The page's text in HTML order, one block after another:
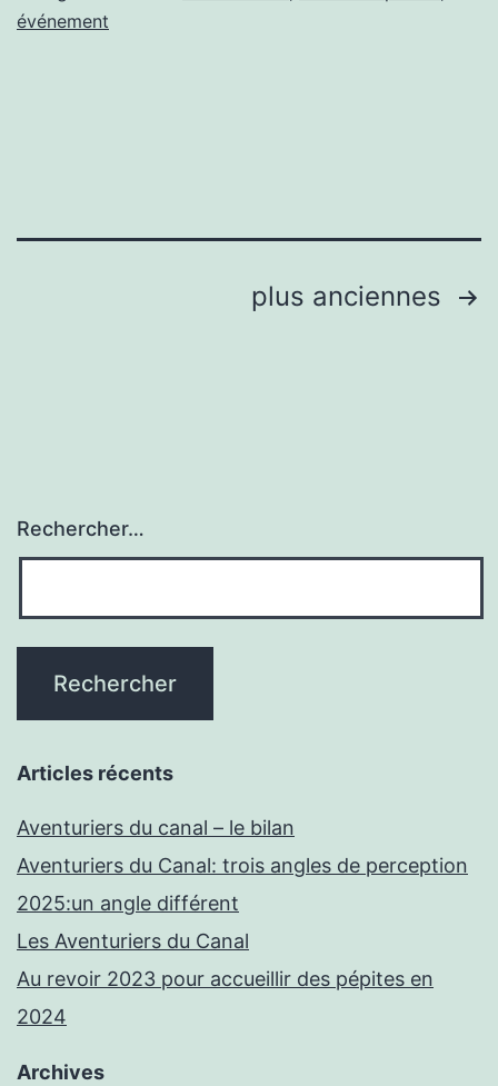
événement
plus anciennes
Rechercher…
Articles récents
Aventuriers du canal – le bilan
Aventuriers du Canal: trois angles de perception
2025:un angle différent
Les Aventuriers du Canal
Au revoir 2023 pour accueillir des pépites en
2024
Archives